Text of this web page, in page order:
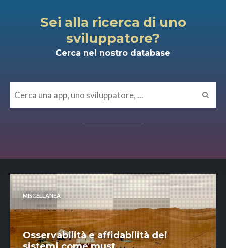
Sei alla ricerca di uno
sviluppatore?
Cerca nel nostro database
MISCELLANEA
Osservabilità e affidabilità dei